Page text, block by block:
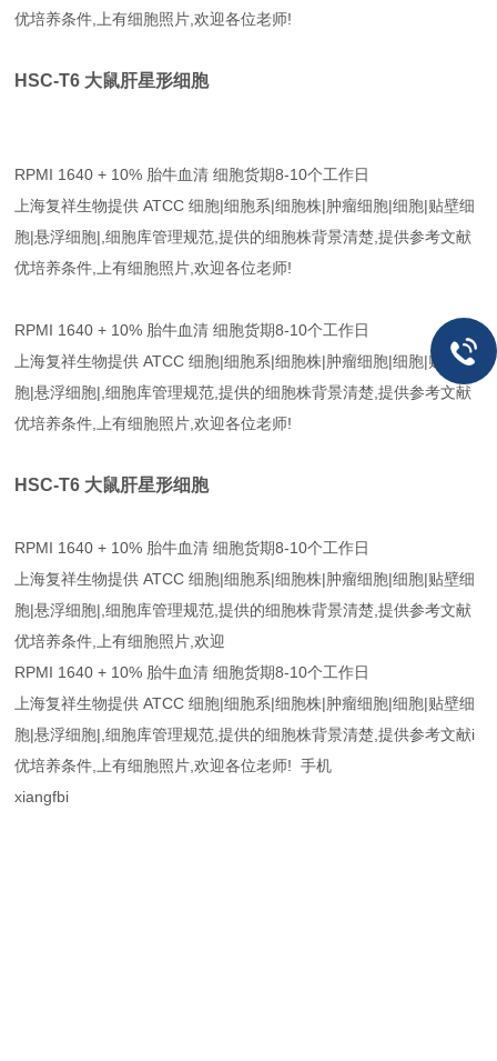
优培养条件,上有细胞照片,欢迎各位老师!
HSC-T6 大鼠肝星形细胞
RPMI 1640 + 10% 胎牛血清 细胞货期8-10个工作日
上海复祥生物提供 ATCC 细胞|细胞系|细胞株|肿瘤细胞|细胞|贴壁细
胞|悬浮细胞|,细胞库管理规范,提供的细胞株背景清楚,提供参考文献
优培养条件,上有细胞照片,欢迎各位老师!
RPMI 1640 + 10% 胎牛血清 细胞货期8-10个工作日
上海复祥生物提供 ATCC 细胞|细胞系|细胞株|肿瘤细胞|细胞|贴壁细
胞|悬浮细胞|,细胞库管理规范,提供的细胞株背景清楚,提供参考文献
优培养条件,上有细胞照片,欢迎各位老师!
HSC-T6 大鼠肝星形细胞
RPMI 1640 + 10% 胎牛血清 细胞货期8-10个工作日
上海复祥生物提供 ATCC 细胞|细胞系|细胞株|肿瘤细胞|细胞|贴壁细
胞|悬浮细胞|,细胞库管理规范,提供的细胞株背景清楚,提供参考文献
优培养条件,上有细胞照片,欢迎
RPMI 1640 + 10% 胎牛血清 细胞货期8-10个工作日
上海复祥生物提供 ATCC 细胞|细胞系|细胞株|肿瘤细胞|细胞|贴壁细
胞|悬浮细胞|,细胞库管理规范,提供的细胞株背景清楚,提供参考文献i
优培养条件,上有细胞照片,欢迎各位老师! 手机
xiangfbi